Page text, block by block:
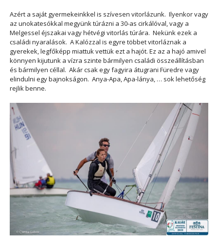
Azért a saját gyermekeinkkel is szívesen vitorlázunk. Ilyenkor vagy
az unokatesókkal megyünk túrázni a 30-as cirkálóval, vagy a
Melgessel éjszakai vagy hétvégi vitorlás túrára. Nekünk ezek a
családi nyaralások. A Kalózzal is egyre többet vitorláznak a
gyerekek, legfőképp miattuk vettük ezt a hajót. Ez az a hajó amivel
könnyen kijutunk a vízra szinte bármilyen családi összeállításban
és bármilyen céllal. Akár csak egy fagyira átugrani Füredre vagy
elindulni egy bajnokságon. Anya-Apa, Apa-lánya, … sok lehetőség
rejlik benne.